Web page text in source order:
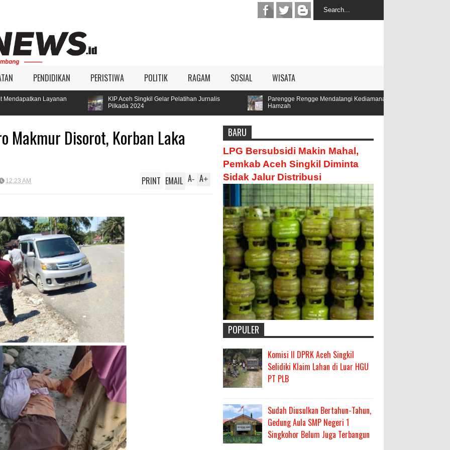
PENDIDIKAN PERISTIWA POLITIK RAGAM SOSIAL WISATA
KIP Aceh Singkil Gelar Pelatihan Jurnalis
Parengge Rengge Mendatangi Kediamana Oyon,Menyatakan Sikap Mendukung
Makmur Disorot, Korban Laka
12:23 AM A+
A-
PRINT EMAIL
BARU
LPG Bersubsidi Makin Mahal,
Pemkab Aceh Singkil Diminta
Sidak Jalur Distribusi
POPULER
Komisi II DPRK Aceh Singkil
Selidiki Klaim Lahan di Luar HGU
PT PLB
Sudah Diusulkan Bertahun-Tahun,
Gedung Aula SMP Negeri 1
Singkohor Belum Juga Terbangun